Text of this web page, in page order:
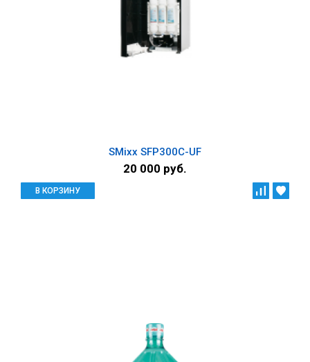
SMixx SFP300C-UF
20 000 руб.
В КОРЗИНУ